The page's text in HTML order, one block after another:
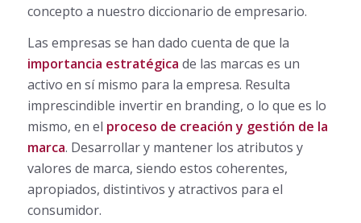
concepto a nuestro diccionario de empresario.
Las empresas se han dado cuenta de que la
importancia estratégica de las marcas es un
activo en sí mismo para la empresa. Resulta
imprescindible invertir en branding, o lo que es lo
mismo, en el proceso de creación y gestión de la
marca. Desarrollar y mantener los atributos y
valores de marca, siendo estos coherentes,
apropiados, distintivos y atractivos para el
consumidor.